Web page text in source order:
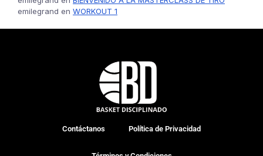
emilegrand en WORKOUT 1
Contáctanos Política de Privacidad